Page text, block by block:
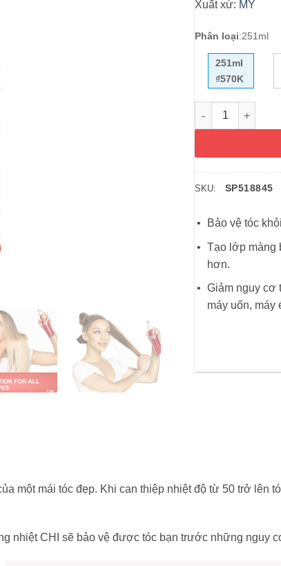
Xuất xứ: MỸ
Phân loại:251ml
251ml
₫570K
Xịt dưỡng tóc
SKU: SP518845
Bảo vệ tóc
Tạo lớp màng
hơn.
Giảm nguy cơ
máy uốn, máy
một mái tóc đẹp. Khi can thiệp nhiệt độ từ 50 trở
nhiệt CHI sẽ bảo vệ được tóc bạn trước những nguy